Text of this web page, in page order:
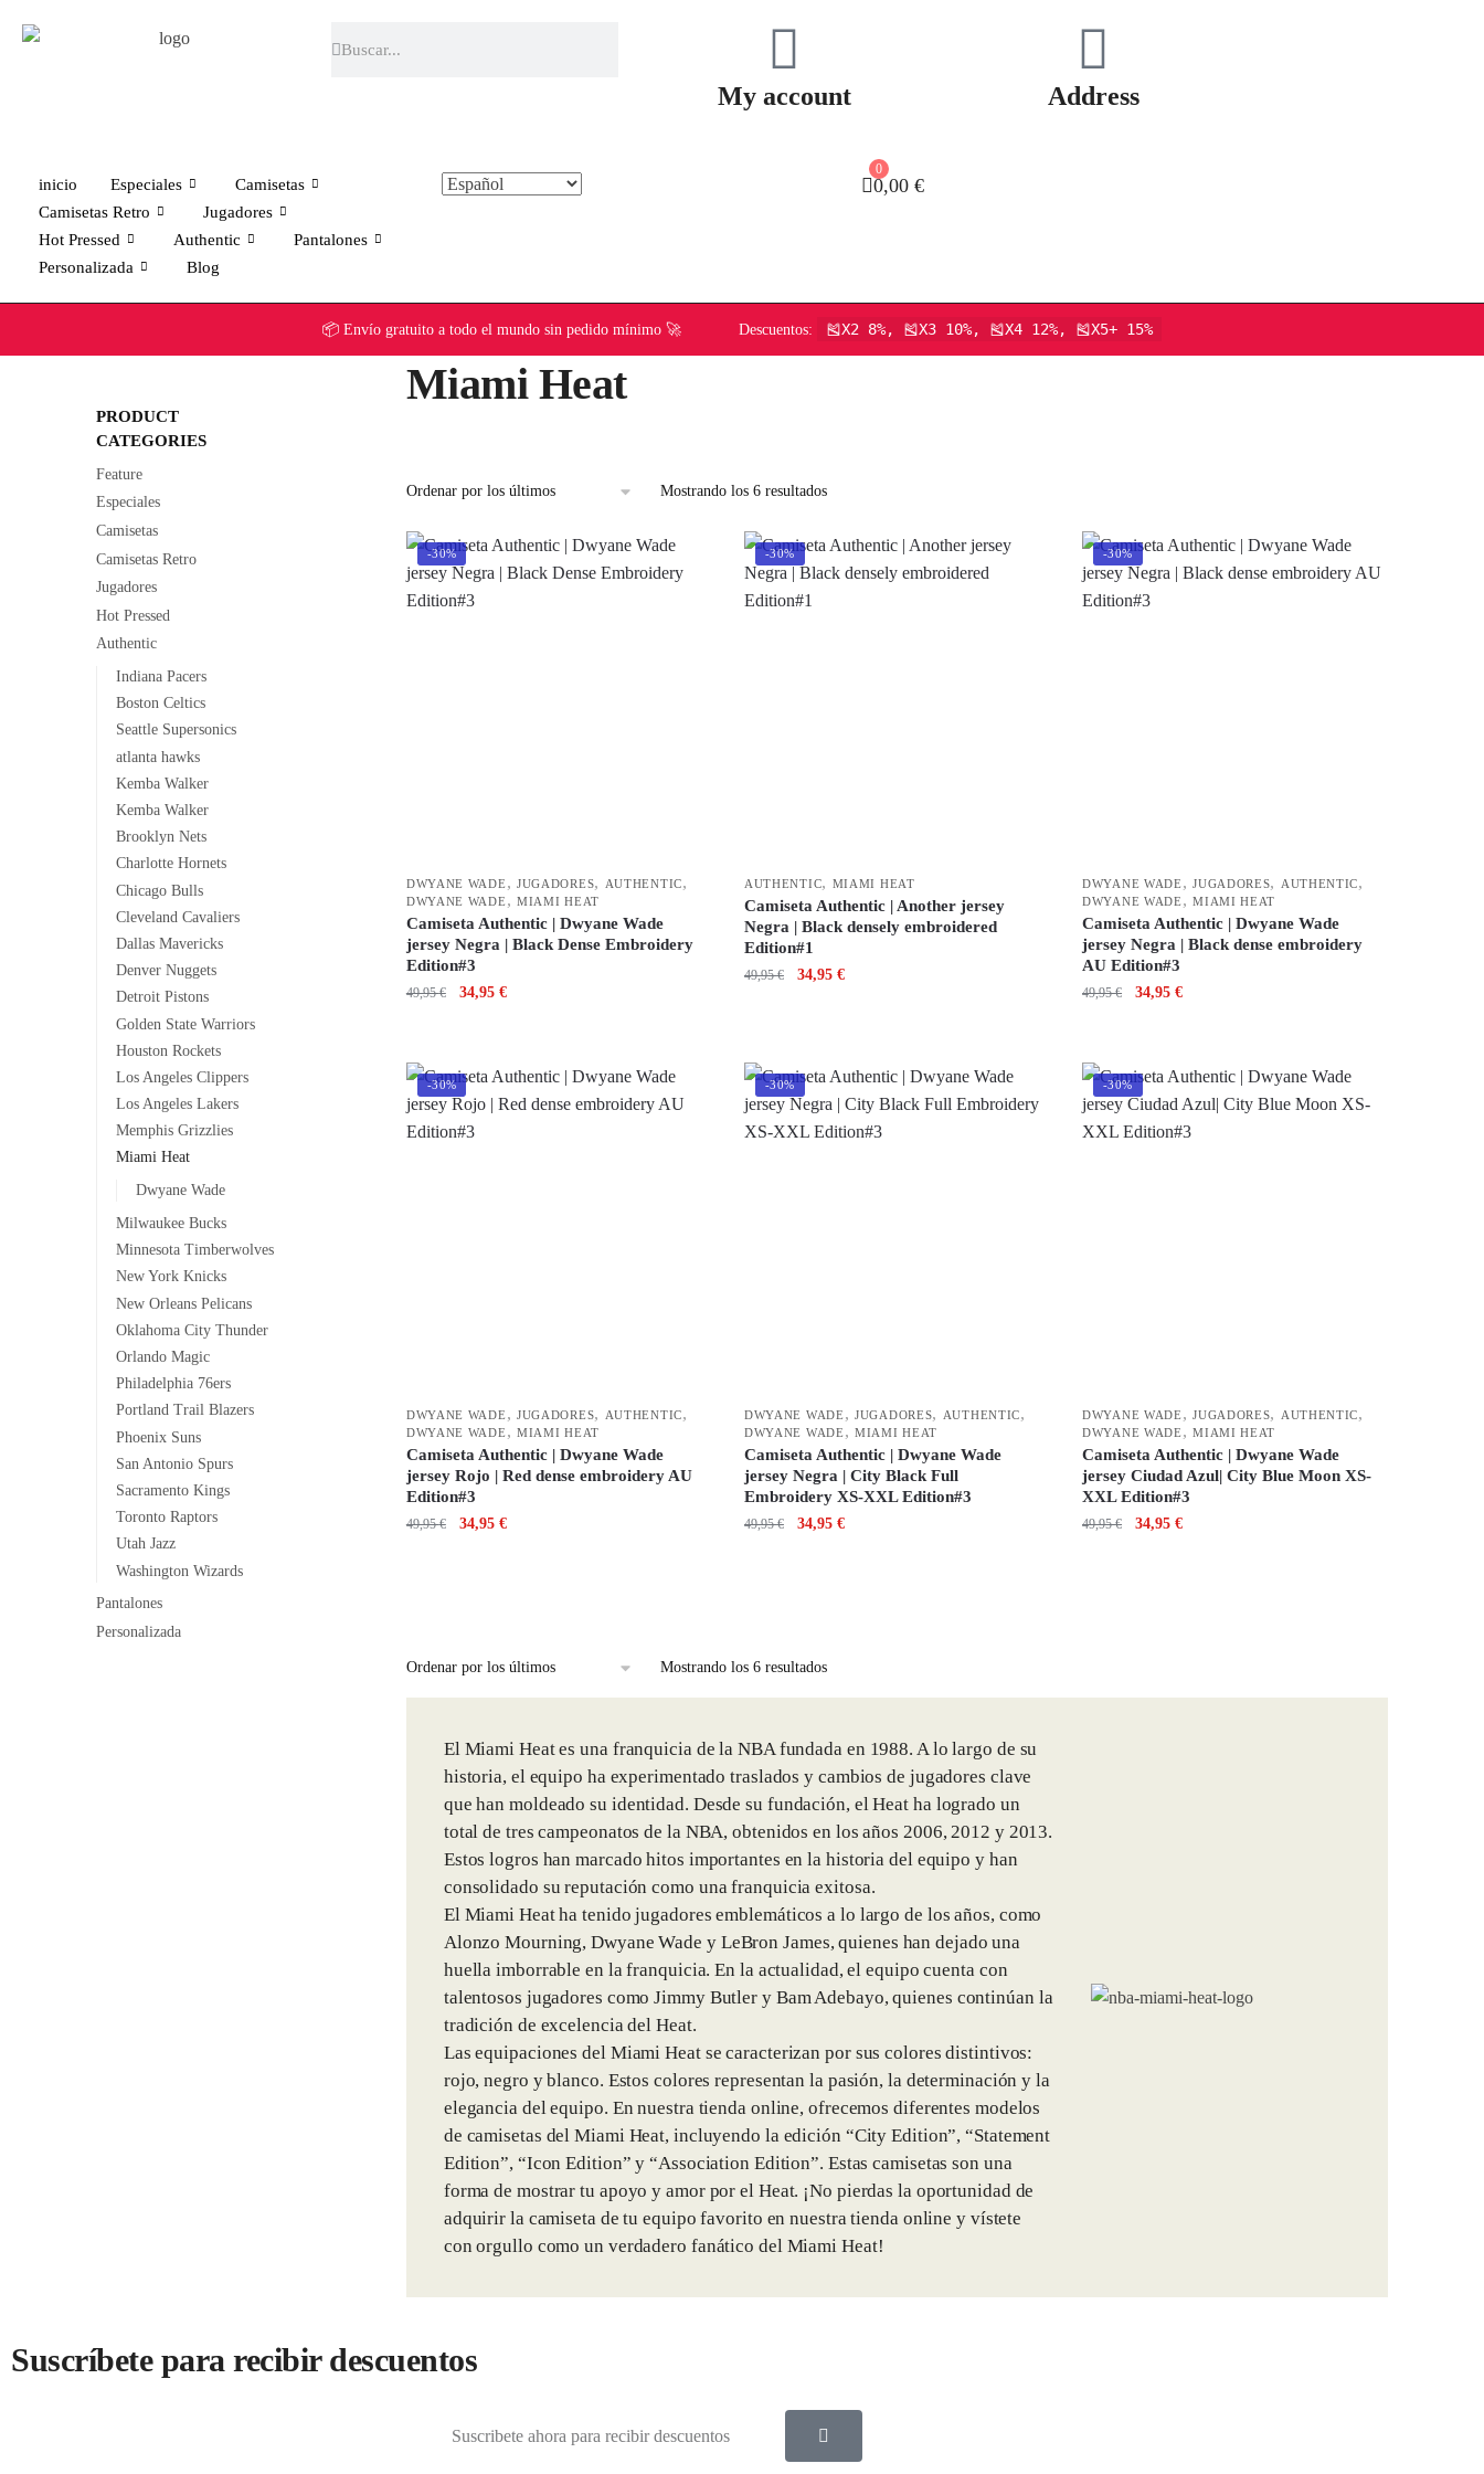
My account Address
inicio Especiales
Camisetas
Camisetas Retro
Jugadores
Hot Pressed
Authentic
Pantalones
Personalizada
Blog
0
0,00 €
📦 Envío gratuito a todo el mundo sin pedido mínimo 🚀 Descuentos: 🎽X2 8%, 🎽X3 10%, 🎽X4 12%, 🎽X5+ 15%
Miami Heat
El Miami Heat es una franquicia de la NBA fundada en 1988. A lo largo de su
historia, el equipo ha experimentado traslados y cambios de jugadores clave
que han moldeado su identidad. Desde su fundación, el Heat ha logrado un
total de tres campeonatos de la NBA, obtenidos en los años 2006, 2012 y 2013.
Estos logros han marcado hitos importantes en la historia del equipo y han
consolidado su reputación como una franquicia exitosa.
El Miami Heat ha tenido jugadores emblemáticos a lo largo de los años, como
Alonzo Mourning, Dwyane Wade y LeBron James, quienes han dejado una
huella imborrable en la franquicia. En la actualidad, el equipo cuenta con
talentosos jugadores como Jimmy Butler y Bam Adebayo, quienes continúan la
tradición de excelencia del Heat.
Las equipaciones del Miami Heat se caracterizan por sus colores distintivos:
rojo, negro y blanco. Estos colores representan la pasión, la determinación y la
elegancia del equipo. En nuestra tienda online, ofrecemos diferentes modelos
de camisetas del Miami Heat, incluyendo la edición “City Edition”, “Statement
Edition”, “Icon Edition” y “Association Edition”. Estas camisetas son una
forma de mostrar tu apoyo y amor por el Heat. ¡No pierdas la oportunidad de
adquirir la camiseta de tu equipo favorito en nuestra tienda online y vístete
con orgullo como un verdadero fanático del Miami Heat!
Mostrando los 6 resultados
-30%
DWYANE WADE , JUGADORES, AUTHENTIC,
DWYANE WADE , MIAMI HEAT
Camiseta Authentic | Dwyane Wade
jersey Negra | Black Dense Embroidery
Edition#3
49,95€ 34,95 €
-30%
AUTHENTIC, MIAMI HEAT
Camiseta Authentic | Another jersey
Negra | Black densely embroidered
Edition#1
49,95€ 34,95 €
-30%
DWYANE WADE ,JUGADORES, AUTHENTIC,
DWYANE WADE ,MIAMI HEAT
Camiseta Authentic | Dwyane Wade
jersey Negra | Black dense embroidery
AU Edition#3
49,95€ 34,95€
-30%
DWYANE WADE , JUGADORES, AUTHENTIC,
DWYANE WADE , MIAMI HEAT
Camiseta Authentic | Dwyane Wade
jersey Rojo | Red dense embroidery AU
Edition#3
49,95€ 34,95 €
-30%
DWYANE WADE ,JUGADORES, AUTHENTIC,
DWYANE WADE ,MIAMI HEAT
Camiseta Authentic | Dwyane Wade
jersey Negra | City Black Full
Embroidery XS-XXL Edition#3
49,95€ 34,95 €
-30%
DWYANE WADE ,JUGADORES, AUTHENTIC,
DWYANE WADE ,MIAMI HEAT
Camiseta Authentic | Dwyane Wade
jersey Ciudad Azul| City Blue Moon XS-
XXL Edition#3
49,95€ 34,95€
Mostrando los 6 resultados
PRODUCT
CATEGORIES
Feature
Especiales
Camisetas
Camisetas Retro
Jugadores
Hot Pressed
Authentic
Indiana Pacers
Boston Celtics
Seattle Supersonics
atlanta hawks
Kemba Walker
Kemba Walker
Brooklyn Nets
Charlotte Hornets
Chicago Bulls
Cleveland Cavaliers
Dallas Mavericks
Denver Nuggets
Detroit Pistons
Golden State Warriors
Houston Rockets
Los Angeles Clippers
Los Angeles Lakers
Memphis Grizzlies
Miami Heat
Dwyane Wade
Milwaukee Bucks
Minnesota Timberwolves
New York Knicks
New Orleans Pelicans
Oklahoma City Thunder
Orlando Magic
Philadelphia 76ers
Portland Trail Blazers
Phoenix Suns
San Antonio Spurs
Sacramento Kings
Toronto Raptors
Utah Jazz
Washington Wizards
Pantalones
Personalizada
Suscríbete para recibir descuentos